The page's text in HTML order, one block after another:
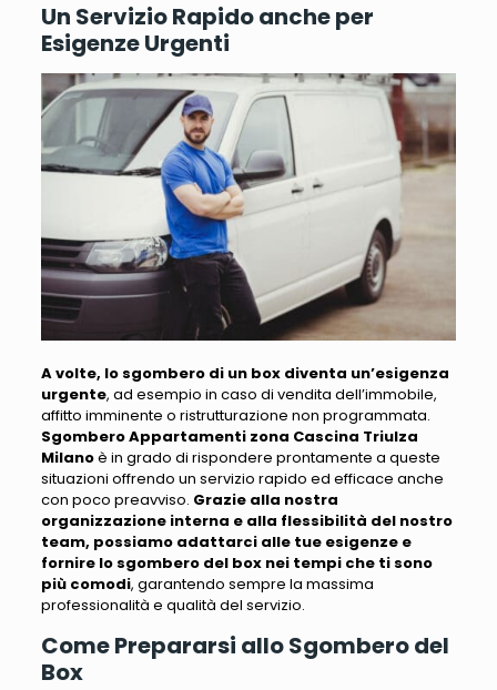
Un Servizio Rapido anche per
Esigenze Urgenti
A volte, lo sgombero di un box diventa un’esigenza
urgente, ad esempio in caso di vendita dell’immobile,
affitto imminente o ristrutturazione non programmata.
Sgombero Appartamenti zona Cascina Triulza
Milanoè in grado di rispondere prontamente a queste
situazioni offrendo un servizio rapido ed efficace anche
con poco preavviso. Grazie alla nostra
organizzazione interna e alla flessibilità del nostro
team, possiamo adattarci alle tue esigenze e
fornire lo sgombero del box nei tempi che ti sono
più comodi, garantendo sempre la massima
professionalità e qualità del servizio.
Come Prepararsi allo Sgombero del
Box